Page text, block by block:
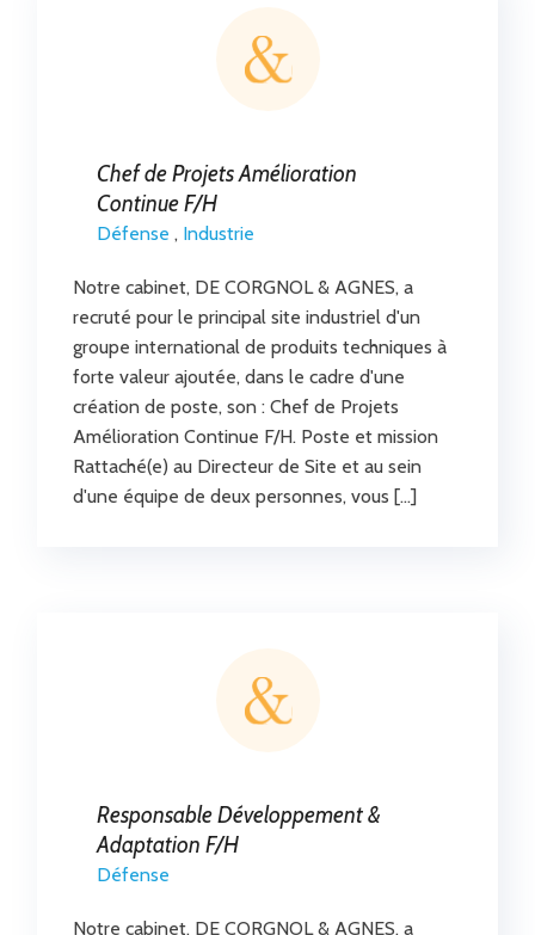
Chef de Projets Amélioration
Continue F/H
Défense , Industrie
Notre cabinet, DE CORGNOL & AGNES, a
recruté pour le principal site industriel d'un
groupe international de produits techniques à
forte valeur ajoutée, dans le cadre d'une
création de poste, son : Chef de Projets
Amélioration Continue F/H. Poste et mission
Rattaché(e) au Directeur de Site et au sein
d'une équipe de deux personnes, vous […]
Responsable Développement &
Adaptation F/H
Défense
Notre cabinet, DE CORGNOL & AGNES, a